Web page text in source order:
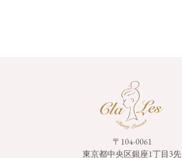
〒104-0061
東京都中央区銀座1丁目3先